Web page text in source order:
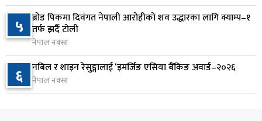
९
जन्मसिद्ध नागरिकता कडा बनाउने ट्रम्पको नयाँ प्रयास, दुई
कार्यकारी आदेश जारी
१ दिन अघि
१० राप्रपाको निर्णय: बागमती प्रदेश सरकारमा सहभागी नहुने
१ दिन अघि
५ ब्रोड पिकमा दिवंगत नेपाली आरोहीको शव उद्धारका लागि क्याम्प–१
तर्फ झर्दै टोली
नेपाल नक्सा
६ नबिल र शाइन रेसुङ्गालाई ‘इमर्जिङ एसिया बैंकिङ अवार्ड–२०२६
नेपाल नक्सा